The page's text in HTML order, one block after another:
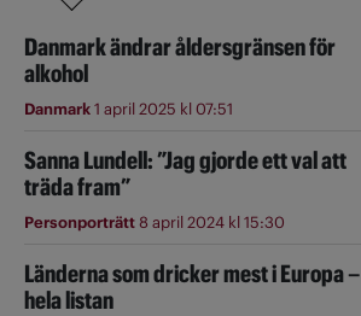
Danmark ändrar åldersgränsen för
alkohol
Danmark1 april 2025 kl 07:51
Sanna Lundell: ”Jag gjorde ett val att
träda fram”
Personporträtt8 april 2024 kl 15:30
Länderna som dricker mest i Europa –
hela listan